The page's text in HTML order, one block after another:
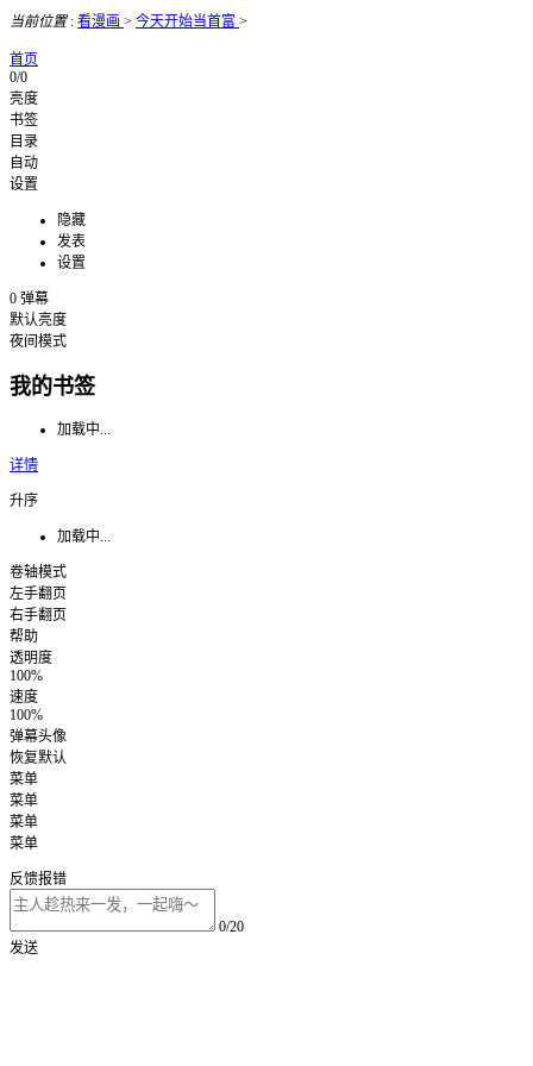
当前位置: 看漫画 > 今天开始当首富 >
首页
0/0
亮度
书签
目录
自动
设置
隐藏
发表
设置
0 弹幕
默认亮度
夜间模式
我的书签
加载中...
详情
升序
加载中...
卷轴模式
左手翻页
右手翻页
帮助
透明度
100%
速度
100%
弹幕头像
恢复默认
菜单
菜单
菜单
菜单
反馈报错
0/20
发送